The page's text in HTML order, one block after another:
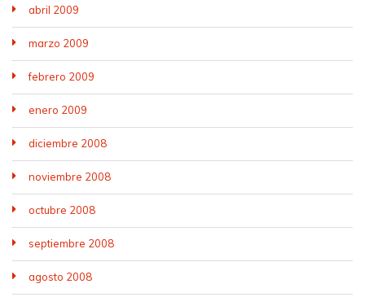
abril 2009
marzo 2009
febrero 2009
enero 2009
diciembre 2008
noviembre 2008
octubre 2008
septiembre 2008
agosto 2008